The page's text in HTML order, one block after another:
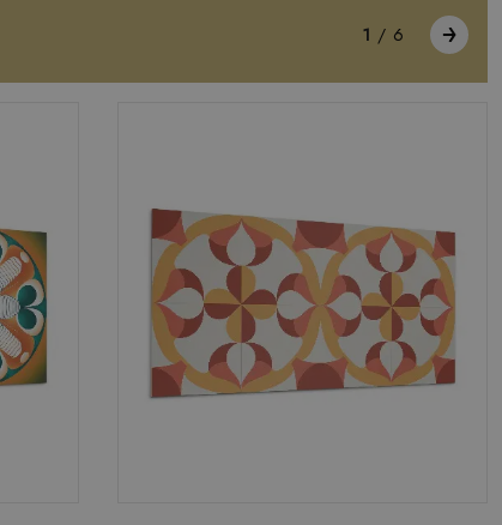
1 / 6